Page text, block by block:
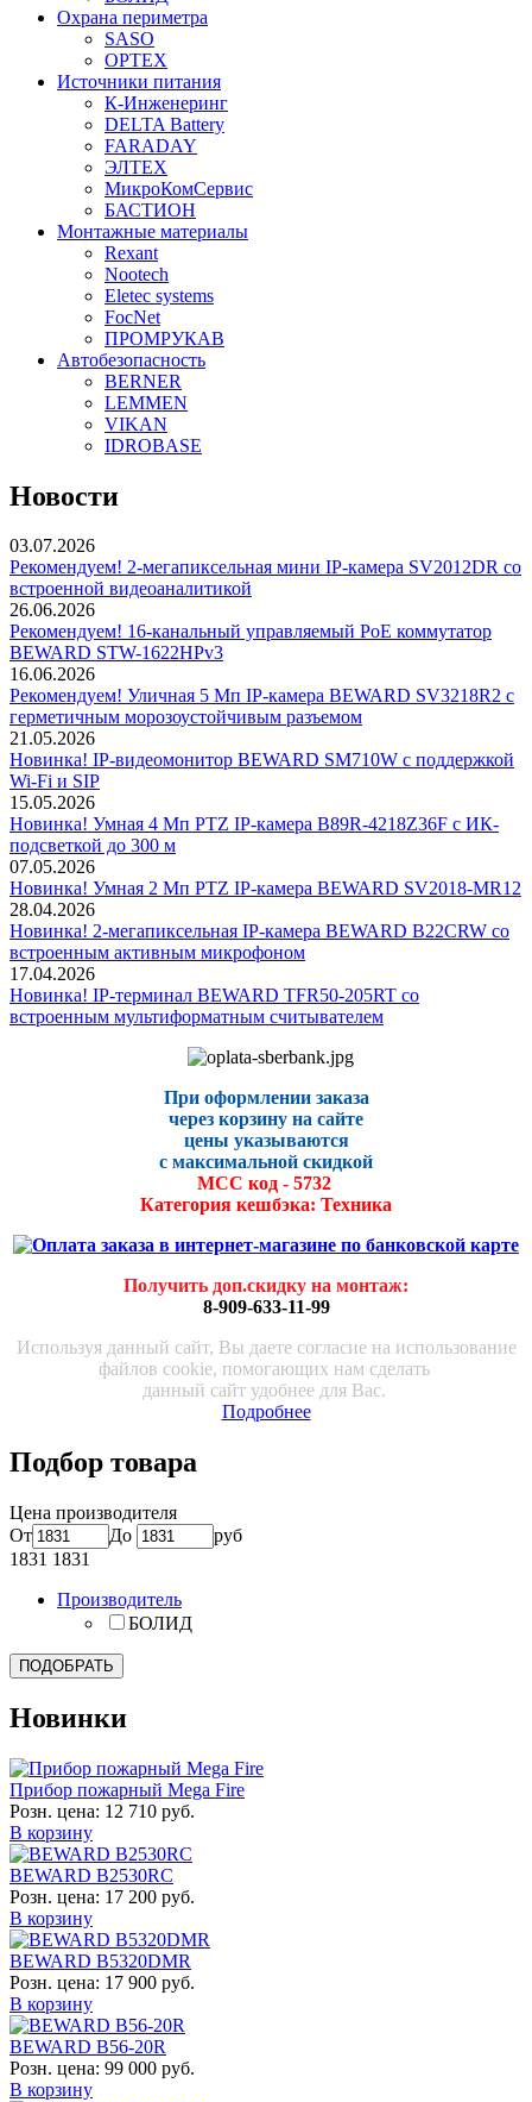
Охрана периметра
SASO
OPTEX
Источники питания
К-Инженеринг
DELTA Battery
FARADAY
ЭЛТЕХ
МикроКомСервис
БАСТИОН
Монтажные материалы
Rexant
Nootech
Eletec systems
FocNet
ПРОМРУКАВ
Автобезопасность
BERNER
LEMMEN
VIKAN
IDROBASE
Новости
03.07.2026
Рекомендуем! 2-мегапиксельная мини IP-камера SV2012DR со
встроенной видеоаналитикой
26.06.2026
Рекомендуем! 16-канальный управляемый PoE коммутатор
BEWARD STW-1622HPv3
16.06.2026
Рекомендуем! Уличная 5 Мп IP-камера BEWARD SV3218R2 с
герметичным морозоустойчивым разъемом
21.05.2026
Новинка! IP-видеомонитор BEWARD SM710W с поддержкой
Wi-Fi и SIP
15.05.2026
Новинка! Умная 4 Мп PTZ IP-камера B89R-4218Z36F с ИК-
подсветкой до 300 м
07.05.2026
Новинка! Умная 2 Мп PTZ IP-камера BEWARD SV2018-MR12
28.04.2026
Новинка! 2-мегапиксельная IP-камера BEWARD B22CRW со
встроенным активным микрофоном
17.04.2026
Новинка! IP-терминал BEWARD TFR50-205RT со
встроенным мультиформатным считывателем
При оформлении заказа
через корзину на сайте
цены указываются
с максимальной скидкой
МСС код - 5732
Категория кешбэка: Техника
Получить доп.скидку на монтаж:
8-909-633-11-99
Используя данный сайт, Вы даете согласие на использование
файлов cookie, помогающих нам сделать
данный сайт удобнее для Вас.
Подробнее
Подбор товара
Цена производителя
От
До
руб
1831 1831
Производитель
БОЛИД
Новинки
Прибор пожарный Mega Fire
Розн. цена: 12 710 руб.
В корзину
BEWARD B2530RC
Розн. цена: 17 200 руб.
В корзину
BEWARD B5320DMR
Розн. цена: 17 900 руб.
В корзину
BEWARD B56-20R
Розн. цена: 99 000 руб.
В корзину